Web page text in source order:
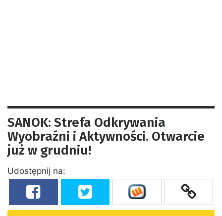
SANOK: Strefa Odkrywania
Wyobraźni i Aktywności. Otwarcie
już w grudniu!
Udostępnij na: